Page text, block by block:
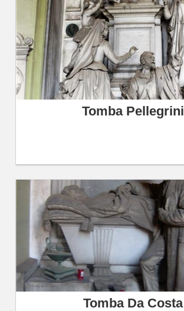
Tomba Pellegrini
Tomba Da Costa